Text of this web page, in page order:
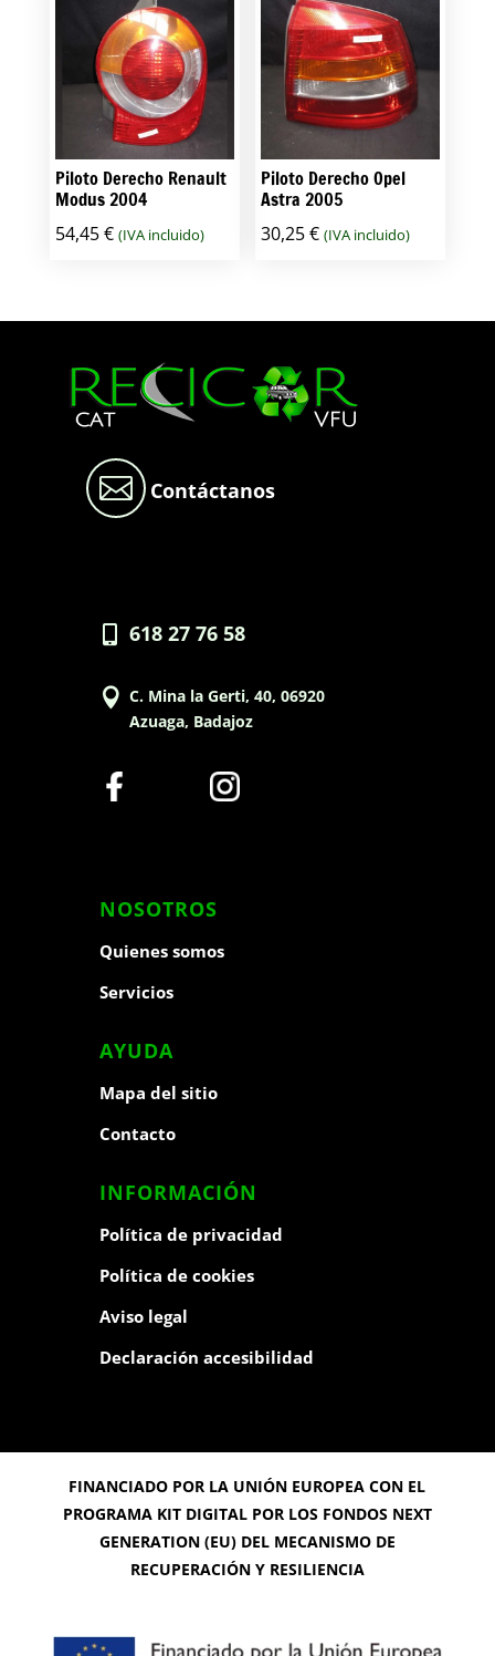
Piloto Derecho Renault
Modus 2004
54,45€ (IVA incluido)
Piloto Derecho Opel
Astra 2005
30,25€ (IVA incluido)
 Contáctanos
 618 27 76 58
 C. Mina la Gerti, 40, 06920
Azuaga, Badajoz
NOSOTROS
Quienes somos
Servicios
AYUDA
Mapa del sitio
Contacto
INFORMACIÓN
Política de privacidad
Política de cookies
Aviso legal
Declaración accesibilidad
FINANCIADO POR LA UNIÓN EUROPEA CON EL
PROGRAMA KIT DIGITAL POR LOS FONDOS NEXT
GENERATION (EU) DEL MECANISMO DE
RECUPERACIÓN Y RESILIENCIA